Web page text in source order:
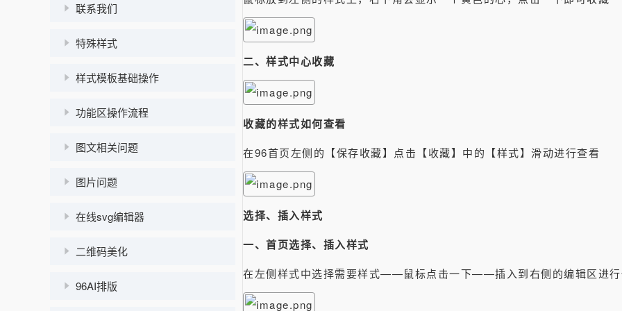
联系我们
特殊样式
样式模板基础操作
功能区操作流程
图文相关问题
图片问题
在线svg编辑器
二维码美化
96AI排版
二、样式中心收藏
收藏的样式如何查看
在96首页左侧的【保存收藏】点击【收藏】中的【样式】滑动进行查看
选择、插入样式
一、首页选择、插入样式
在左侧样式中选择需要样式——鼠标点击一下——插入到右侧的编辑区进